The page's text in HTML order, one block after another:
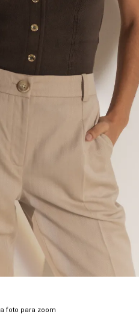
foto para zoom